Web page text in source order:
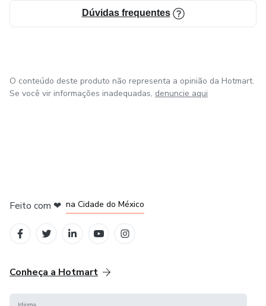
Dúvidas frequentes
O conteúdo deste produto não representa a opinião da Hotmart.
Se você vir informações inadequadas, denuncie aqui
Feito com ❤ na Cidade do México
Conheça a Hotmart